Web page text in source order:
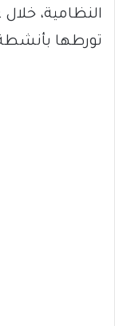
النظامية،
تورطها بأنشطة